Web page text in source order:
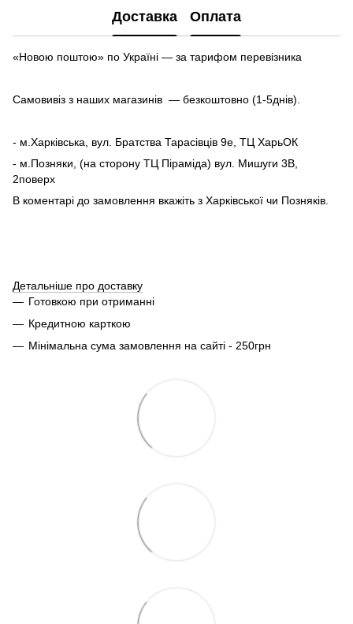
Доставка Оплата
«Новою поштою» по Україні — за тарифом перевізника
Самовивіз з наших магазинів — безкоштовно (1-5днів).
- м.Харківська, вул. Братства Тарасівців 9е, ТЦ ХарьОК
- м.Позняки, (на сторону ТЦ Піраміда) вул. Мишуги 3В,
2поверх
В коментарі до замовлення вкажіть з Харківської чи Позняків.
Детальніше про доставку
Готовкою при отриманні
Кредитною карткою
Мінімальна сума замовлення на сайті - 250грн